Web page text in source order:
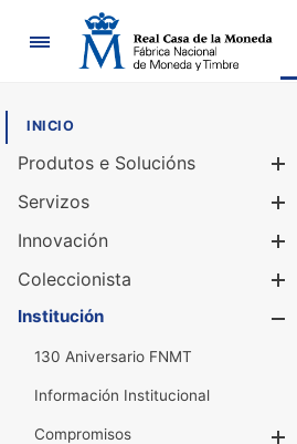
Navegación
INICIO
Produtos e Solucións
Servizos
Innovación
Coleccionista
Institución
130 Aniversario FNMT
Información Institucional
Compromisos